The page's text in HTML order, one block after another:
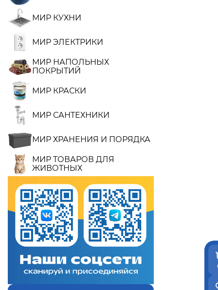
МИР КУХНИ
МИР ЭЛЕКТРИКИ
МИР НАПОЛЬНЫХ
ПОКРЫТИЙ
МИР КРАСКИ
МИР САНТЕХНИКИ
МИР ХРАНЕНИЯ И ПОРЯДКА
МИР ТОВАРОВ ДЛЯ
ЖИВОТНЫХ